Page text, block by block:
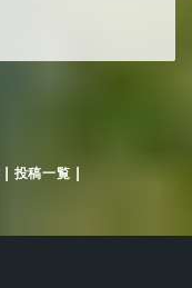
| 投稿一覧 |